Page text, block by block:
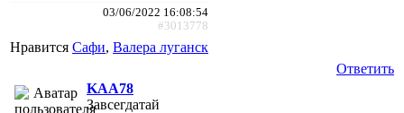
03/06/2022 16:08:54
#3013778
Нравится Сафи, Валера луганск
Ответить
KAA78
Завсегдатай